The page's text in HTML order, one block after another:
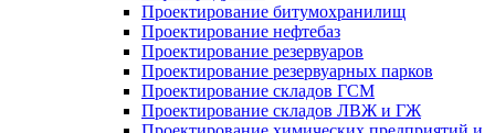
Проектирование битумохранилищ
Проектирование нефтебаз
Проектирование резервуаров
Проектирование резервуарных парков
Проектирование складов ГСМ
Проектирование складов ЛВЖ и ГЖ